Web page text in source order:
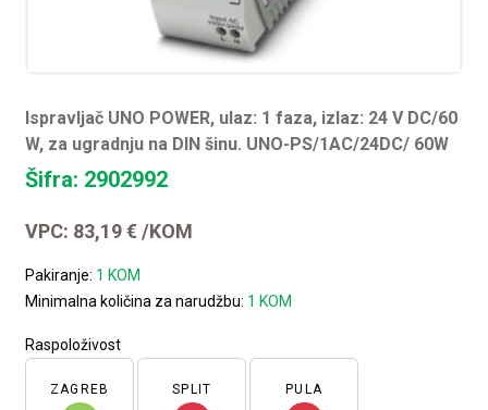
Ispravljač UNO POWER, ulaz: 1 faza, izlaz: 24 V DC/60
W, za ugradnju na DIN šinu. UNO-PS/1AC/24DC/ 60W
Šifra: 2902992
VPC: 83,19€ /KOM
Pakiranje: 1 KOM
Minimalna količina za narudžbu: 1 KOM
Raspoloživost
ZAGREB SPLIT PULA